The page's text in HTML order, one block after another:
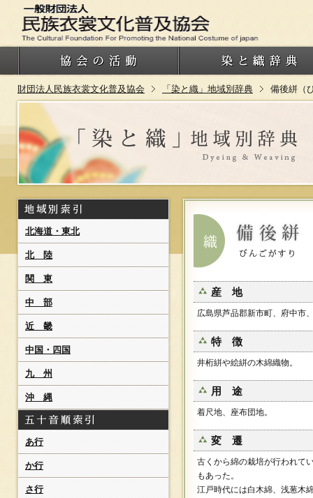
財団法人民族衣裳文化普及協会 「染と織」地域別辞典 備後絣（
産 地
広島県芦品郡新市町、府中市
特 徴
井桁絣や絵絣の木綿織物。
用 途
着尺地、座布団地。
変 遷
古くから綿の栽培が行われて
もあった。
江戸時代には白木綿、浅葱木
北海道・東北
北 陸
関 東
中 部
近 畿
中国・四国
九 州
沖 縄
あ行
か行
さ行